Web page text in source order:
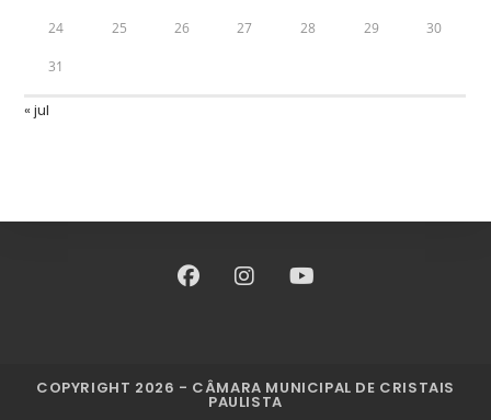
24 25 26 27 28 29 30
31
« jul
COPYRIGHT 2026 - CÂMARA MUNICIPAL DE CRISTAIS
PAULISTA